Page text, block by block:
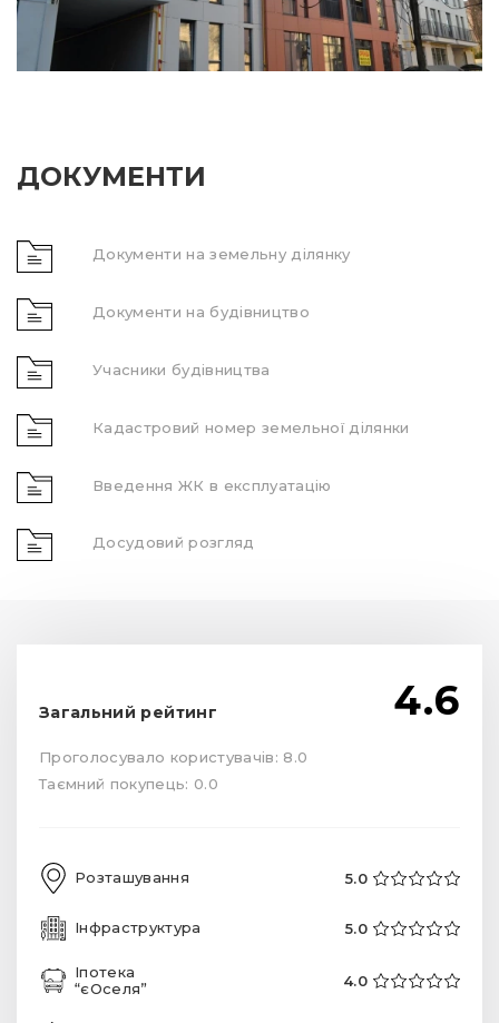
ДОКУМЕНТИ
Документи на земельну ділянку
Документи на будівництво
Учасники будівництва
Кадастровий номер земельної ділянки
Введення ЖК в експлуатацію
Досудовий розгляд
Загальний рейтинг 4.6
Проголосувало користувачів: 8.0
Таємний покупець: 0.0
Розташування 5.0
Інфраструктура 5.0
Іпотека
“єОселя”
4.0